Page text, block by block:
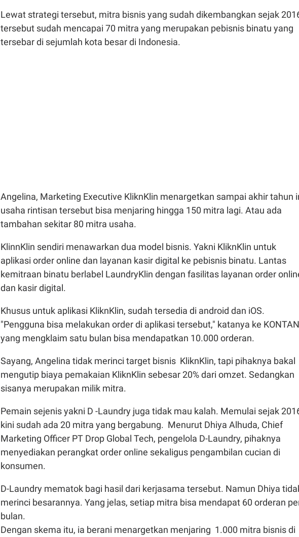
Lewat strategi tersebut, mitra bisnis yang sudah dikembangkan sejak
tersebut sudah mencapai 70 mitra yang merupakan pebisnis binatu yang
tersebar di sejumlah kota besar di Indonesia.
Angelina, Marketing Executive KliknKlin menargetkan sampai akhir tahun
usaha rintisan tersebut bisa menjaring hingga 150 mitra lagi. Atau ada
tambahan sekitar 80 mitra usaha.
KlinnKlin sendiri menawarkan dua model bisnis. Yakni KliknKlin untuk
aplikasi order online dan layanan kasir digital ke pebisnis binatu. Lantas
kemitraan binatu berlabel LaundryKlin dengan fasilitas layanan order
dan kasir digital.
Khusus untuk aplikasi KliknKlin, sudah tersedia di android dan iOS.
"Pengguna bisa melakukan order di aplikasi tersebut," katanya ke KONTAN
yang mengklaim satu bulan bisa mendapatkan 10.000 orderan.
Sayang, Angelina tidak merinci target bisnis KliknKlin, tapi pihaknya bakal
mengutip biaya pemakaian KliknKlin sebesar 20% dari omzet. Sedangkan
sisanya merupakan milik mitra.
Pemain sejenis yakni D -Laundry juga tidak mau kalah. Memulai sejak
kini sudah ada 20 mitra yang bergabung. Menurut Dhiya Alhuda, Chief
Marketing Officer PT Drop Global Tech, pengelola D-Laundry, pihaknya
menyediakan perangkat order online sekaligus pengambilan cucian di
konsumen.
D-Laundry mematok bagi hasil dari kerjasama tersebut. Namun Dhiya
merinci besarannya. Yang jelas, setiap mitra bisa mendapat 60 orderan
bulan.
Dengan skema itu, ia berani menargetkan menjaring 1.000 mitra bisnis di